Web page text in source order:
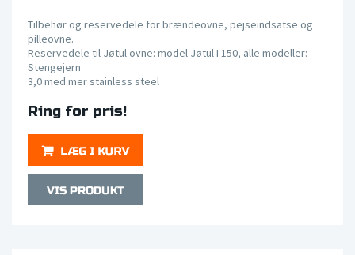
Tilbehør og reservedele for brændeovne, pejseindsatse og
pilleovne.
Reservedele til Jøtul ovne: model Jøtul I 150, alle modeller:
Stengejern
3,0 med mer stainless steel
Ring for pris!